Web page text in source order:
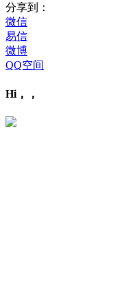
分享到：
微信
易信
微博
QQ空间
Hi，，